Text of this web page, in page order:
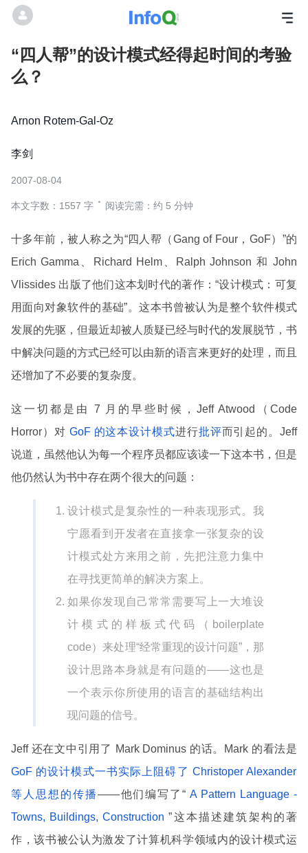
“四人帮”的设计模式经得起时间的考验
么？
Arnon Rotem-Gal-Oz
李剑
2007-08-04
本文字数：1557 字 阅读完需：约 5 分钟
十多年前，被人称之为“四人帮（Gang of Four，GoF）”的
Erich Gamma、Richard Helm、Ralph Johnson 和 John
Vlissides 出版了他们这本划时代的著作：“设计模式：可复
用面向对象软件的基础”。这本书曾被认为是整个软件模式
发展的先驱，但最近却被人质疑已经与时代的发展脱节，书
中解决问题的方式已经可以由新的语言来更好的处理，而且
还增加了不必要的复杂度。
这一切都是由 7 月的早些时候，Jeff Atwood（Code
Horror）对 GoF 的这本设计模式进行批评而引起的。Jeff
说道，虽然他认为每一个程序员都应该读一下这本书，但是
他仍然认为书中存在两个很大的问题：
设计模式是复杂性的一种表现形式。我
宁愿看到开发者在直接拿一张复杂的设
计模式处方来用之前，先把注意力集中
在寻找更简单的解决方案上。
如果你发现自己常常需要写上一大堆设
计模式的样板式代码（boilerplate
code）来处理“经常重现的设计问题”，那
设计思路本身就是有问题的——这也是
一个表示你所使用的语言的基础结构出
现问题的信号。
Jeff 还在文中引用了 Mark Dominus 的话。Mark 的看法是
GoF 的设计模式一书实际上阻碍了 Christoper Alexander
等人思想的传播——他们编写了“ A Pattern Language -
Towns, Buildings, Construction”这本描述建筑架构的著
作，该书被公认为激发了计算机科学领域内的设计模式运